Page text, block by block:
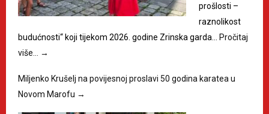
prošlosti –
raznolikost
budućnosti“ koji tijekom 2026. godine Zrinska garda…
Pročitaj
više…
→
Miljenko Krušelj na povijesnoj proslavi 50 godina karatea u
Novom Marofu →